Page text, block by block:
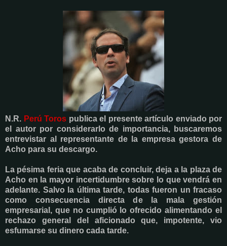
N.R. Perú Toros publica el presente artículo enviado por
el autor por considerarlo de importancia, buscaremos
entrevistar al representante de la empresa gestora de
Acho para su descargo.
La pésima feria que acaba de concluir, deja a la plaza de
Acho en la mayor incertidumbre sobre lo que vendrá en
adelante. Salvo la última tarde, todas fueron un fracaso
como consecuencia directa de la mala gestión
empresarial, que no cumplió lo ofrecido alimentando el
rechazo general del aficionado que, impotente, vio
esfumarse su dinero cada tarde.